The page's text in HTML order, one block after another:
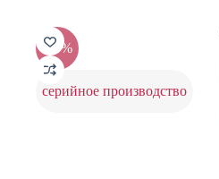
-20%
серийное производство